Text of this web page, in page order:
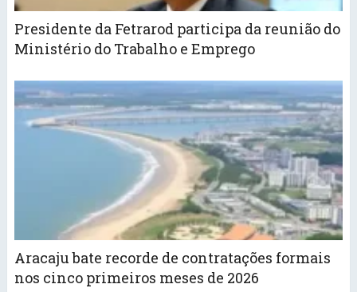
Presidente da Fetrarod participa da reunião do
Ministério do Trabalho e Emprego
Aracaju bate recorde de contratações formais
nos cinco primeiros meses de 2026